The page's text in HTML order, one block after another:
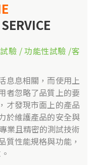
驗 / 功能性試驗 /客
息息相關，而使用上
者忽略了品質上的要
才發現市面上的產品
於維護產品的安全與
業且精密的測試技術
質性能規格與功能，